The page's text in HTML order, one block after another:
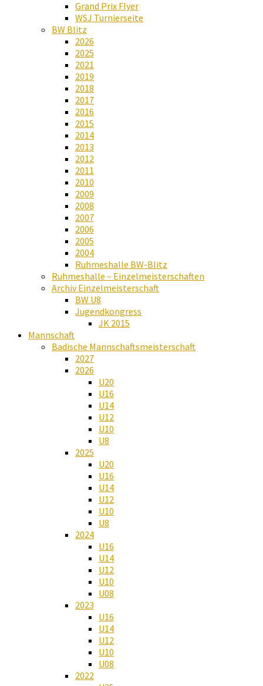
Grand Prix Flyer
WSJ Turnierseite
BW Blitz
2026
2025
2021
2019
2018
2017
2016
2015
2014
2013
2012
2011
2010
2009
2008
2007
2006
2005
2004
Ruhmeshalle BW-Blitz
Ruhmeshalle – Einzelmeisterschaften
Archiv Einzelmeisterschaft
BW U8
Jugendkongress
JK 2015
Mannschaft
Badische Mannschaftsmeisterschaft
2027
2026
U20
U16
U14
U12
U10
U8
2025
U20
U16
U14
U12
U10
U8
2024
U16
U14
U12
U10
U08
2023
U16
U14
U12
U10
U08
2022